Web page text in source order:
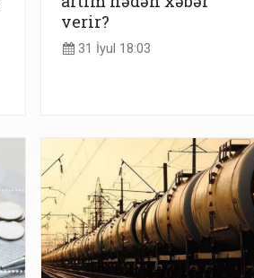
verir?
31 İyul 18:03